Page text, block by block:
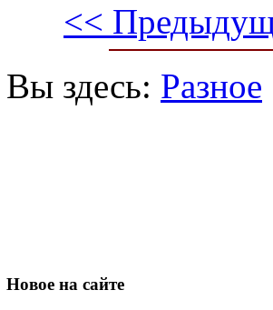
<<
Вы здесь: Разное
Новое на сайте